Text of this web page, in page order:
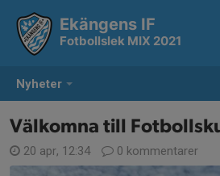
Nyheter
Ekängens IF
Fotbollslek MIX 2021
Välkomna till
20 apr, 12:34 0 kommentarer